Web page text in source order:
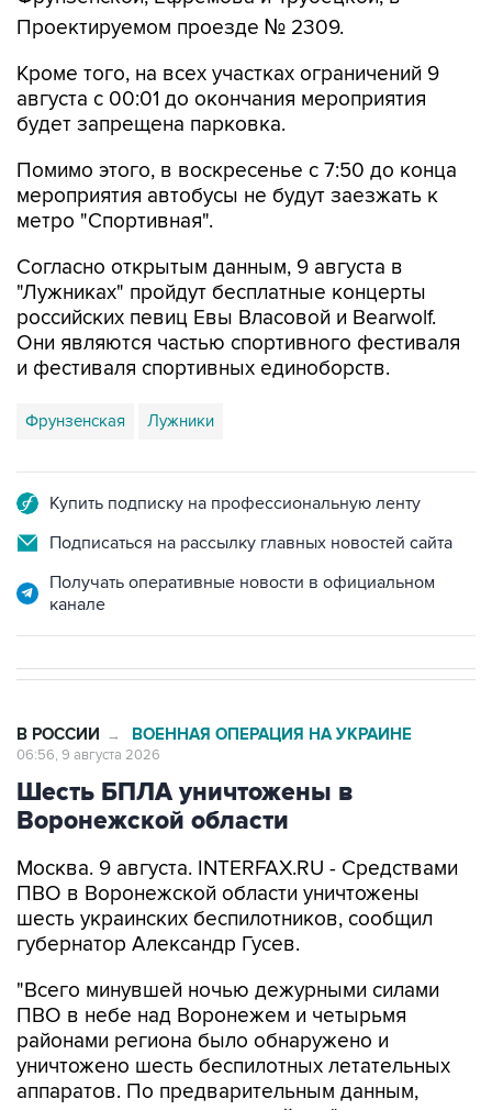
Кроме того, на всех участках ограничений 9
будет запрещена парковка.
Помимо этого, в воскресенье с 7:50 до конца
метро "Спортивная".
Согласно открытым данным, 9 августа в
российских певиц Евы Власовой и Bearwolf.
Они являются частью спортивного фестиваля
и фестиваля спортивных единоборств.
Фрунзенская Лужники
Подписаться на рассылку главных новостей сайта
Получать оперативные новости в официальном
Шесть БПЛА уничтожены в
Воронежской области
Москва. 9 августа. INTERFAX.RU - Средствами
шесть украинских беспилотников, сообщил
губернатор Александр Гусев.
"Всего минувшей ночью дежурными силами
районами региона было обнаружено и
уничтожено шесть беспилотных летательных
аппаратов. По предварительным данным,
пострадавших и разрушений нет", - написал
Гусев в своем канале в мессенджере Max.